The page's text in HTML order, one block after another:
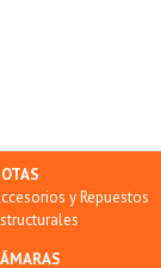
y Repuestos